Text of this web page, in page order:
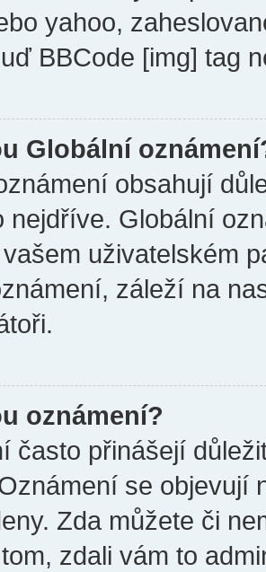
yahoo,
BBCode [img] tag
Globální
obsahují
nejdříve. Globální
uživatelském
záleží na
oznámení?
často přinášejí
se objevují
Zda můžete či
zdali vám to